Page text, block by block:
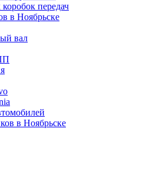
передач
в Ноябрьске
вал
в Ноябрьске